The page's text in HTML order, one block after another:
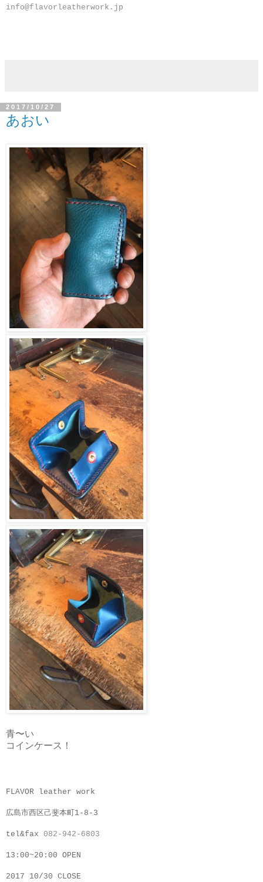
info@flavorleatherwork.jp
2017/10/27
あおい
青〜い
コインケース！
FLAVOR leather work
広島市西区己斐本町1-8-3
tel&fax 082-942-6803
13:00~20:00 OPEN
2017 10/30 CLOSE